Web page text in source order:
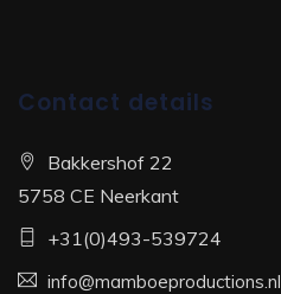
Contact details
Bakkershof 22
5758 CE Neerkant
+31(0)493-539724
info@mamboeproductions.nl